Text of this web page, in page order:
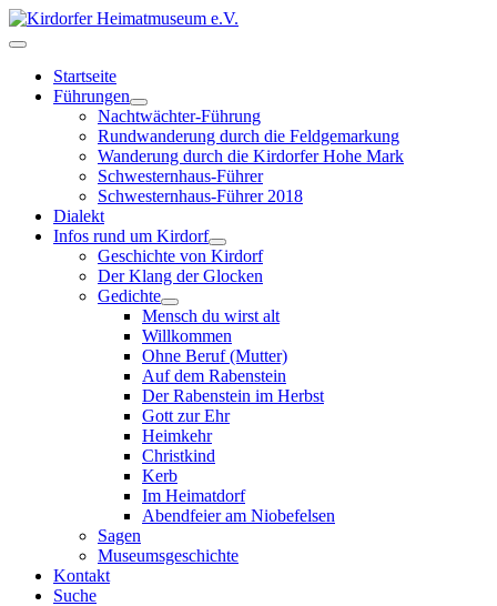
Startseite
Führungen
Nachtwächter-Führung
Rundwanderung durch die Feldgemarkung
Wanderung durch die Kirdorfer Hohe Mark
Schwesternhaus-Führer
Schwesternhaus-Führer 2018
Dialekt
Infos rund um Kirdorf
Geschichte von Kirdorf
Der Klang der Glocken
Gedichte
Mensch du wirst alt
Willkommen
Ohne Beruf (Mutter)
Auf dem Rabenstein
Der Rabenstein im Herbst
Gott zur Ehr
Heimkehr
Christkind
Kerb
Im Heimatdorf
Abendfeier am Niobefelsen
Sagen
Museumsgeschichte
Kontakt
Suche